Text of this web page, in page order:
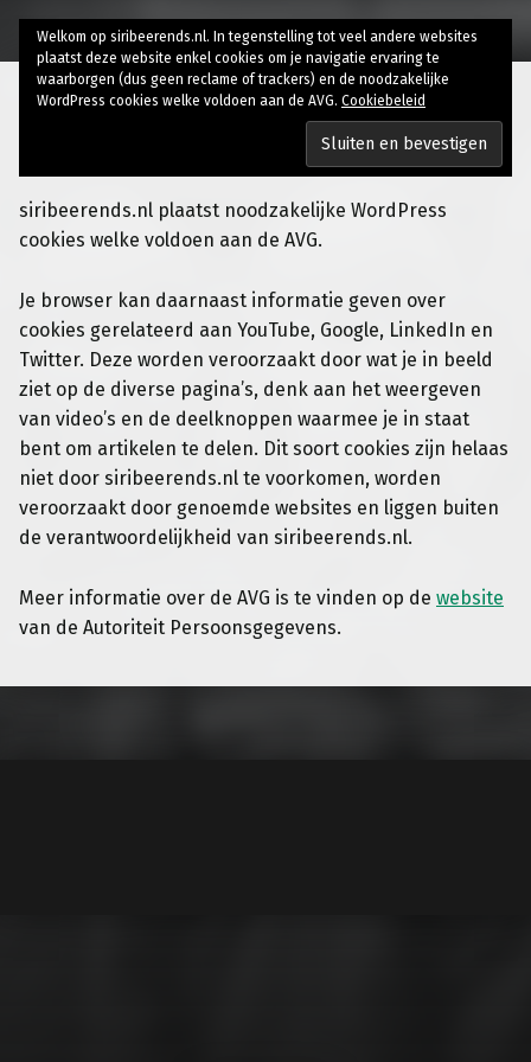
siribeerends.nl plaatst noodzakelijke WordPress
cookies welke voldoen aan de AVG.
Je browser kan daarnaast informatie geven over
cookies gerelateerd aan YouTube, Google, LinkedIn en
Twitter. Deze worden veroorzaakt door wat je in beeld
ziet op de diverse pagina’s, denk aan het weergeven
van video’s en de deelknoppen waarmee je in staat
bent om artikelen te delen. Dit soort cookies zijn helaas
niet door siribeerends.nl te voorkomen, worden
veroorzaakt door genoemde websites en liggen buiten
de verantwoordelijkheid van siribeerends.nl.
Meer informatie over de AVG is te vinden op de website
van de Autoriteit Persoonsgegevens.
Welkom op siribeerends.nl. In tegenstelling tot veel andere websites
plaatst deze website enkel cookies om je navigatie ervaring te
waarborgen (dus geen reclame of trackers) en de noodzakelijke
WordPress cookies welke voldoen aan de AVG. Cookiebeleid